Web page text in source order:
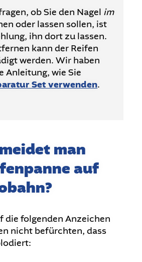
ob Sie den Nagel im
oder lassen sollen, ist
ihn dort zu lassen.
kann der Reifen
werden. Wir haben
Anleitung, wie Sie
Set verwenden.
man
auf
die folgenden Anzeichen
nicht befürchten, dass